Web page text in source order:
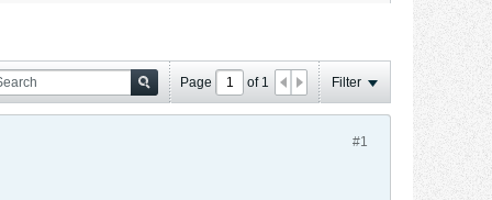
Page of 1 Filter
#1